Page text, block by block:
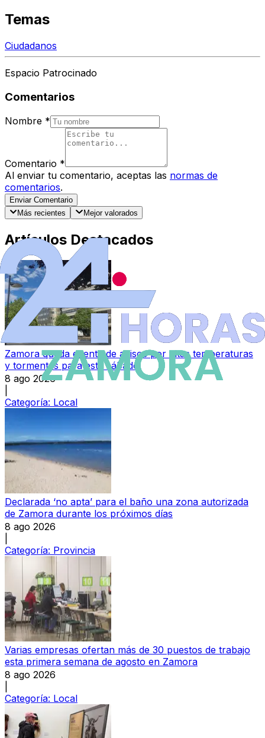
Temas
Ciudadanos
Espacio Patrocinado
Comentarios
Nombre *
Comentario *
Al enviar tu comentario, aceptas las normas de
comentarios.
Enviar Comentario
Más recientes
Mejor valorados
Artículos Destacados
Zamora queda exenta de avisos por altas temperaturas
y tormentas para este sábado
8 ago 2026
Categoría: Local
Declarada ‘no apta’ para el baño una zona autorizada
de Zamora durante los próximos días
8 ago 2026
Categoría: Provincia
Varias empresas ofertan más de 30 puestos de trabajo
esta primera semana de agosto en Zamora
8 ago 2026
Categoría: Local